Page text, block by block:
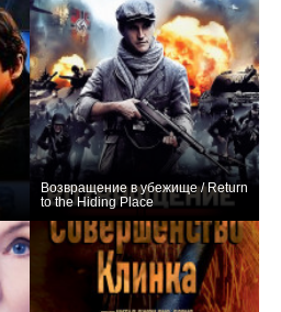
Возвращение в убежище / Return
to the Hiding Place